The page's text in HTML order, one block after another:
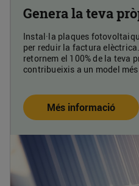
Genera la teva
Instal·la plaques
per reduir la factura
retornem el 100% de la teva
contribueixis a un model
Més informació